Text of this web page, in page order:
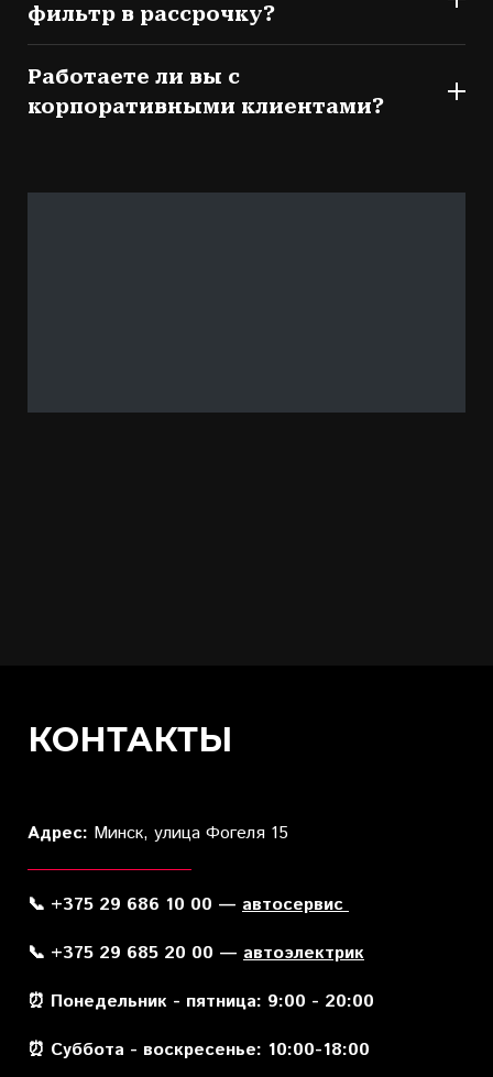
фильтр в рассрочку?
Работаете ли вы с
корпоративными клиентами?
КОНТАКТЫ
Адрес: Минск, улица Фогеля 15
📞 +375 29 686 10 00 — автосервис
📞 +375 29 685 20 00 — автоэлектрик
⏰ Понедельник - пятница: 9:00 - 20:00
⏰ Суббота - воскресенье: 10:00-18:00